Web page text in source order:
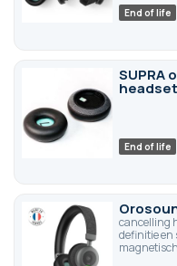
End of life
SUPRA
headset
End of life
cancelling
definitie en